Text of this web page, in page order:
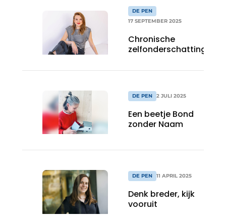
DE PEN
17 SEPTEMBER 2025
Chronische
zelfonderschatting
DE PEN 2 JULI 2025
Een beetje Bond
zonder Naam
DE PEN 11 APRIL 2025
Denk breder, kijk
vooruit